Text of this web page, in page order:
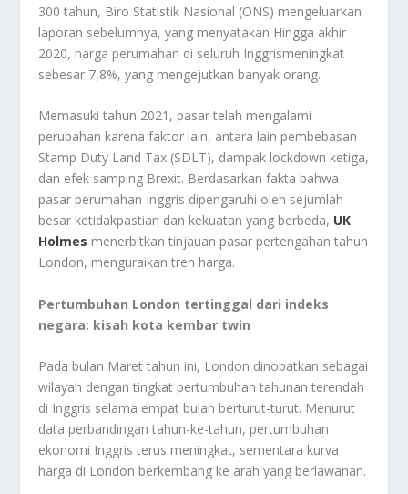
300 tahun, Biro Statistik Nasional (ONS) mengeluarkan
laporan sebelumnya, yang menyatakan Hingga akhir
2020, harga perumahan di seluruh Inggrismeningkat
sebesar 7,8%, yang mengejutkan banyak orang.
Memasuki tahun 2021, pasar telah mengalami
perubahan karena faktor lain, antara lain pembebasan
Stamp Duty Land Tax (SDLT), dampak lockdown ketiga,
dan efek samping Brexit. Berdasarkan fakta bahwa
pasar perumahan Inggris dipengaruhi oleh sejumlah
besar ketidakpastian dan kekuatan yang berbeda, UK
Holmes menerbitkan tinjauan pasar pertengahan tahun
London, menguraikan tren harga.
Pertumbuhan London tertinggal dari indeks
negara: kisah kota kembar twin
Pada bulan Maret tahun ini, London dinobatkan sebagai
wilayah dengan tingkat pertumbuhan tahunan terendah
di Inggris selama empat bulan berturut-turut. Menurut
data perbandingan tahun-ke-tahun, pertumbuhan
ekonomi Inggris terus meningkat, sementara kurva
harga di London berkembang ke arah yang berlawanan.